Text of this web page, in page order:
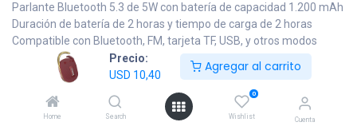
Precio:
USD 10,40
Agregar al carrito
Home Search
0
Wishlist Cuenta
Parlante Bluetooth 5.3 de 5W con batería de capacidad 1.200 mAh
Duración de batería de 2 horas y tiempo de carga de 2 horas
Compatible con Bluetooth, FM, tarjeta TF, USB, y otros modos
Garantía 1 año.
10,40